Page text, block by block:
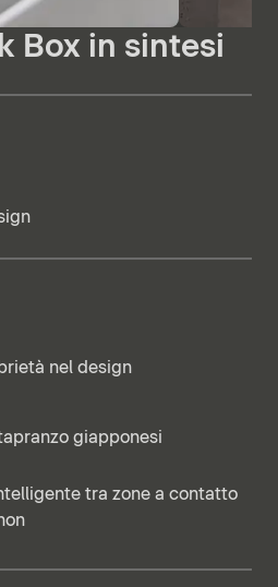
Box in sintesi
nel design
giapponesi
tra zone a contatto